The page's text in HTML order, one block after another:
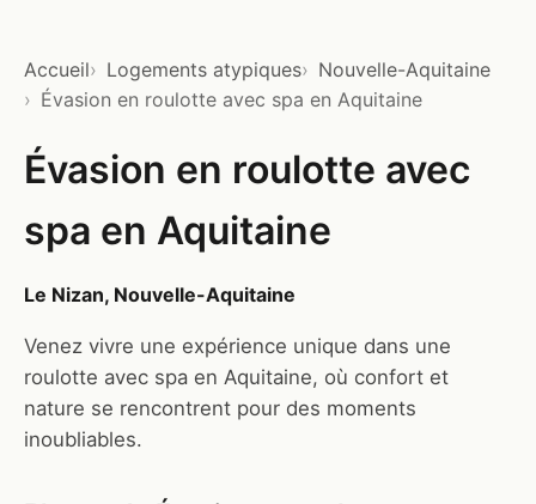
Accueil Logements atypiques
Nouvelle-Aquitaine
Évasion en roulotte avec spa en Aquitaine
Évasion en roulotte avec
spa en Aquitaine
Le Nizan, Nouvelle-Aquitaine
Venez vivre une expérience unique dans une
roulotte avec spa en Aquitaine, où confort et
nature se rencontrent pour des moments
inoubliables.